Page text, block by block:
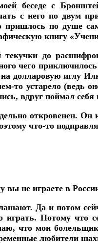
беседе с
с него по двум
пришлось по душе
книгу
до
чего
долларовую иглу
то устарело (ведь
вдруг поймал
откровенен.
что-то
вы не играете в
Да и потом
Потому что
что мои
любители